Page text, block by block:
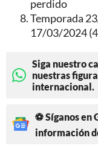
perdido
Temporada
17/03/2024
Siga nuestro
nuestras
internacional.
⚽ Síganos en
información